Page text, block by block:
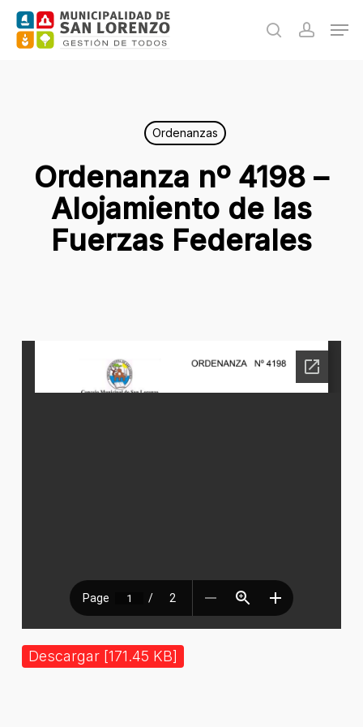
Skip
search
Ordenanzas
Ordenanza nº 4198 –
Alojamiento de las
Fuerzas Federales
Descargar [171.45 KB]